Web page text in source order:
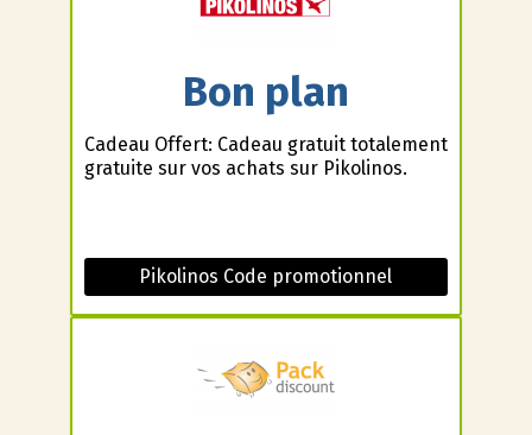
Bon plan
Cadeau Offert: Cadeau gratuit totalement
gratuite sur vos achats sur Pikolinos.
Pikolinos Code promotionnel